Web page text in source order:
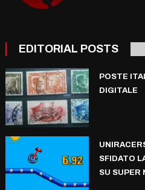
EDITORIAL POSTS
POSTE
DIGITALE
SFIDATO
SU SUPER